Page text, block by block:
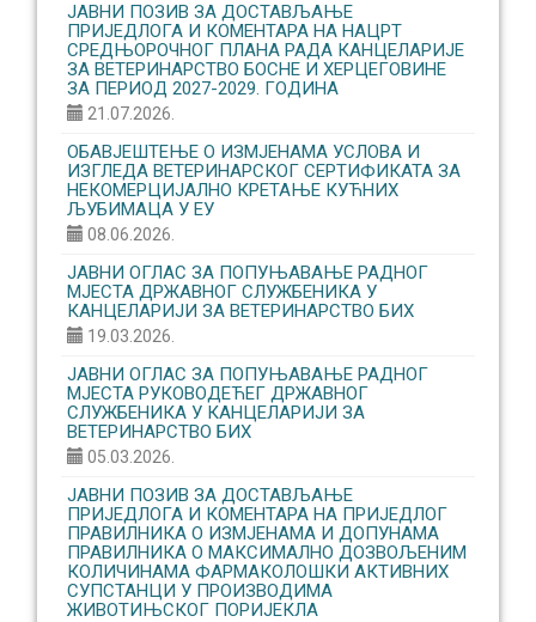
ЈАВНИ ПОЗИВ ЗА ДОСТАВЉАЊЕ
ПРИЈЕДЛОГА И КОМЕНТАРА НА НАЦРТ
СРЕДЊОРОЧНОГ ПЛАНА РАДА КАНЦЕЛАРИЈЕ
ЗА ВЕТЕРИНАРСТВО БОСНЕ И ХЕРЦЕГОВИНЕ
ЗА ПЕРИОД 2027-2029. ГОДИНА
21.07.2026.
ОБАВЈЕШТЕЊЕ О ИЗМЈЕНАМА УСЛОВА И
ИЗГЛЕДА ВЕТЕРИНАРСКОГ СЕРТИФИКАТА ЗА
НЕКОМЕРЦИЈАЛНО КРЕТАЊЕ КУЋНИХ
ЉУБИМАЦА У ЕУ
08.06.2026.
ЈАВНИ ОГЛАС ЗА ПОПУЊАВАЊЕ РАДНОГ
МЈЕСТА ДРЖАВНОГ СЛУЖБЕНИКА У
КАНЦЕЛАРИЈИ ЗА ВЕТЕРИНАРСТВО БИХ
19.03.2026.
ЈАВНИ ОГЛАС ЗА ПОПУЊАВАЊЕ РАДНОГ
МЈЕСТА РУКОВОДЕЋЕГ ДРЖАВНОГ
СЛУЖБЕНИКА У КАНЦЕЛАРИЈИ ЗА
ВЕТЕРИНАРСТВО БИХ
05.03.2026.
ЈАВНИ ПОЗИВ ЗА ДОСТАВЉАЊЕ
ПРИЈЕДЛОГА И КОМЕНТАРА НА ПРИЈЕДЛОГ
ПРАВИЛНИКА О ИЗМЈЕНАМА И ДОПУНАМА
ПРАВИЛНИКА О МАКСИМАЛНО ДОЗВОЉЕНИМ
КОЛИЧИНАМА ФАРМАКОЛОШКИ АКТИВНИХ
СУПСТАНЦИ У ПРОИЗВОДИМА
ЖИВОТИЊСКОГ ПОРИЈЕКЛА